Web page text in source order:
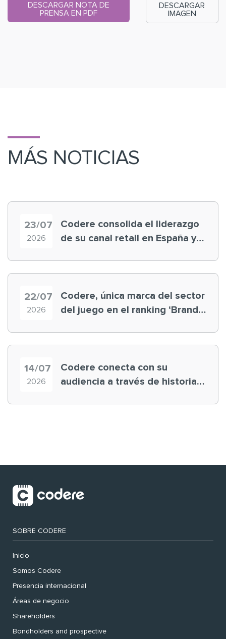
DESCARGAR NOTA DE
PRENSA EN PDF
DESCARGAR
IMAGEN
MÁS NOTICIAS
23/07
2026
Codere consolida el liderazgo
de su canal retail en España y
22/07
2026
Codere, única marca del sector
del juego en el ranking ‘Brand
14/07
2026
Codere conecta con su
audiencia a través de historias
SOBRE CODERE
Inicio
Somos Codere
Presencia internacional
Áreas de negocio
Shareholders
Bondholders and prospective